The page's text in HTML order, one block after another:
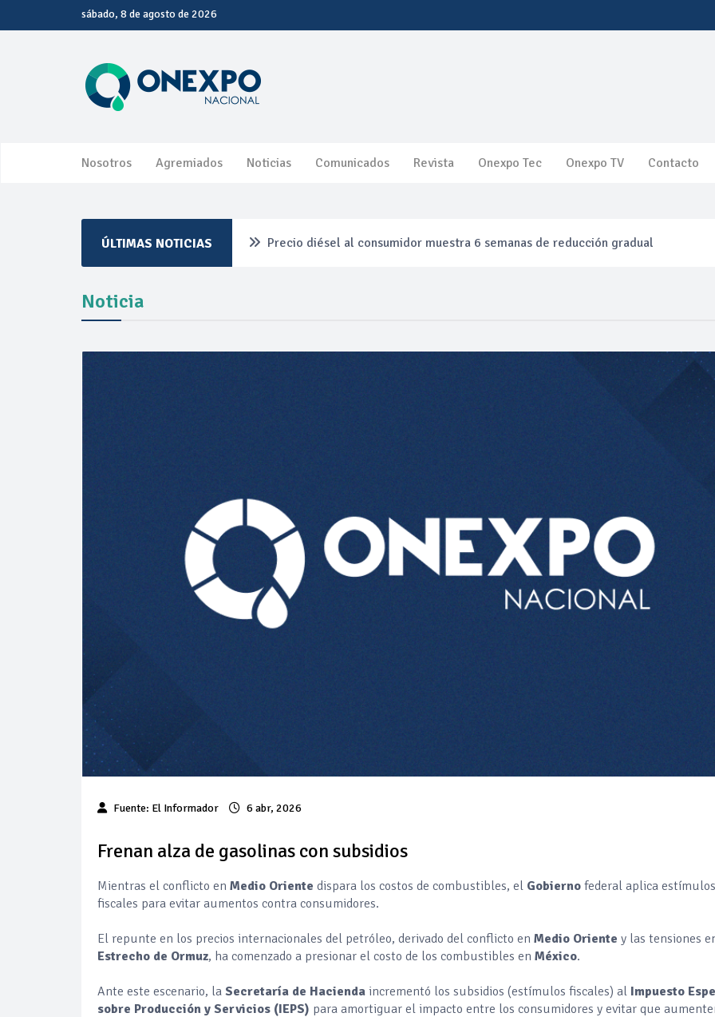
sábado, 8 de agosto de 2026
Nosotros Agremiados Noticias Comunicados Revista Onexpo Tec Onexpo TV Contacto
ÚLTIMAS NOTICIAS Precio diésel al consumidor muestra 6 semanas de reducción gradual
Cautela en el mercado por conversaciones Irán-Omán mantienen precios al alza
Incertidumbre regulatoria pone a prueba las inversiones de las Estaciones de
Precio del diésel comprime el margen de las gasolineras: se espera
Baja 5% más el precio internacional del crudo por posible acuerdo de paz
Noticia
Fuente: El Informador 6 abr, 2026
Frenan alza de gasolinas con subsidios
Mientras el conflicto en Medio Oriente dispara los costos de combustibles, el Gobierno federal aplica estímulos
fiscales para evitar aumentos contra consumidores.
El repunte en los precios internacionales del petróleo, derivado del conflicto en Medio Oriente y las tensiones
Estrecho de Ormuz, ha comenzado a presionar el costo de los combustibles en México.
Ante este escenario, la Secretaría de Hacienda incrementó los subsidios (estímulos fiscales) al Impuesto
sobre Producción y Servicios (IEPS) para amortiguar el impacto entre los consumidores y evitar que